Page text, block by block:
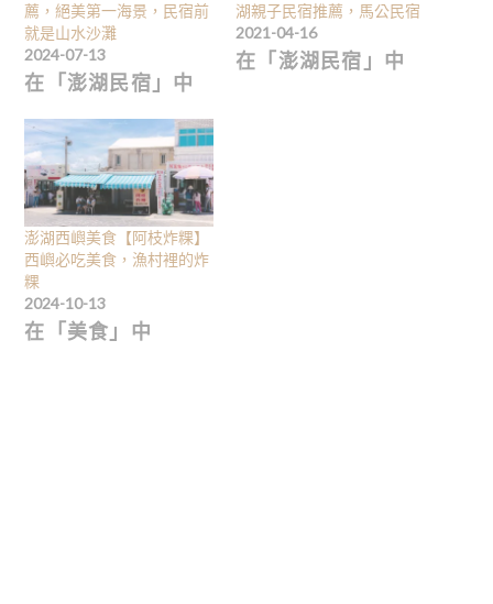
薦，絕美第一海景，民宿前
就是山水沙灘
2024-07-13
在「澎湖民宿」中
湖親子民宿推薦，馬公民宿
2021-04-16
在「澎湖民宿」中
澎湖西嶼美食【阿枝炸粿】
西嶼必吃美食，漁村裡的炸
粿
2024-10-13
在「美食」中